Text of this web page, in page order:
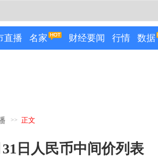
直播 名家 财经要闻 行情 数据
>> 正文
31日人民币中间价列表